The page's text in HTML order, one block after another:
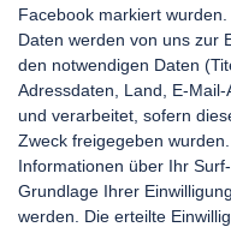
Facebook markiert
Daten werden von uns zur
den notwendigen Daten
Adressdaten, Land, E-
und verarbeitet, sofern
Zweck freigegeben
Informationen über Ihr
Grundlage Ihrer
werden. Die erteilte